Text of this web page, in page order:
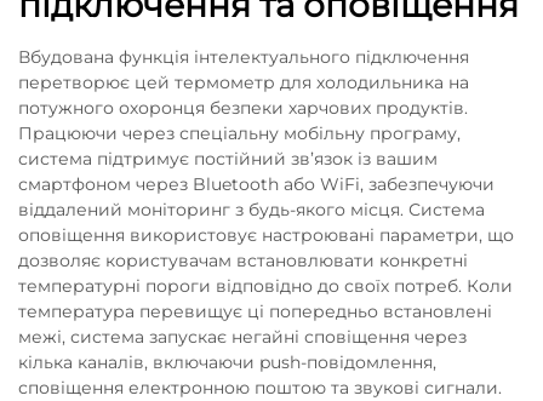
Вбудована функція інтелектуального підключення
перетворює цей термометр для холодильника на
потужного охоронця безпеки харчових продуктів.
Працюючи через спеціальну мобільну програму,
система підтримує постійний зв’язок із вашим
смартфоном через Bluetooth або WiFi, забезпечуючи
віддалений моніторинг з будь-якого місця. Система
оповіщення використовує настроювані параметри, що
дозволяє користувачам встановлювати конкретні
температурні пороги відповідно до своїх потреб. Коли
температура перевищує ці попередньо встановлені
межі, система запускає негайні сповіщення через
кілька каналів, включаючи push-повідомлення,
сповіщення електронною поштою та звукові сигнали.